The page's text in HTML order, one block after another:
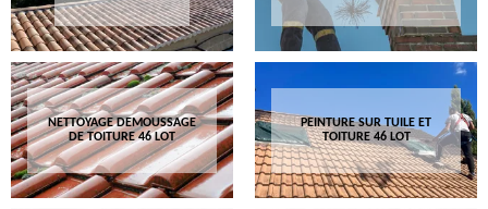
NETTOYAGE DEMOUSSAGE
DE TOITURE 46 LOT
PEINTURE SUR TUILE ET
TOITURE 46 LOT